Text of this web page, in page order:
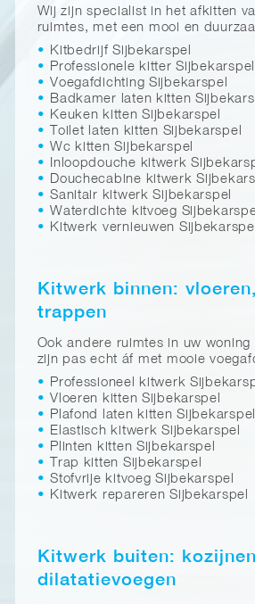
Wij zijn specialist in het afkitten
ruimtes, met een mooi en
Kitbedrijf Sijbekarspel
Professionele kitter Sijbekarspel
Voegafdichting Sijbekarspel
Badkamer laten kitten
Keuken kitten Sijbekarspel
Toilet laten kitten Sijbekarspel
Wc kitten Sijbekarspel
Inloopdouche kitwerk
Douchecabine kitwerk
Sanitair kitwerk Sijbekarspel
Waterdichte kitvoeg
Kitwerk vernieuwen Sijbekarspel
Kitwerk binnen:
trappen
Ook andere ruimtes in uw woning
zijn pas echt áf met mooie
Professioneel kitwerk
Vloeren kitten Sijbekarspel
Plafond laten kitten Sijbekarspel
Elastisch kitwerk Sijbekarspel
Plinten kitten Sijbekarspel
Trap kitten Sijbekarspel
Stofvrije kitvoeg Sijbekarspel
Kitwerk repareren Sijbekarspel
Kitwerk buiten:
dilatatievoegen